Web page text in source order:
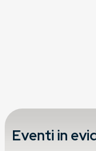
Eventi in